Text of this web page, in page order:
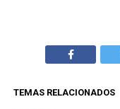
TEMAS RELACIONADOS